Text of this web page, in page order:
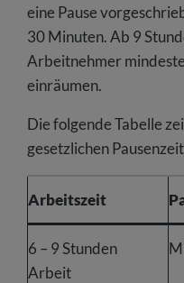
eine Pause
30 Minuten. Ab 9
Arbeitnehmer
einräumen.
Die folgende Tabelle
gesetzlichen
Arbeitszeit
6 – 9 Stunden
Arbeit